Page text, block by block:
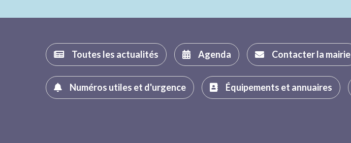
Toutes les actualités Agenda Contacter la mairie
Numéros utiles et d'urgence Équipements et annuaires